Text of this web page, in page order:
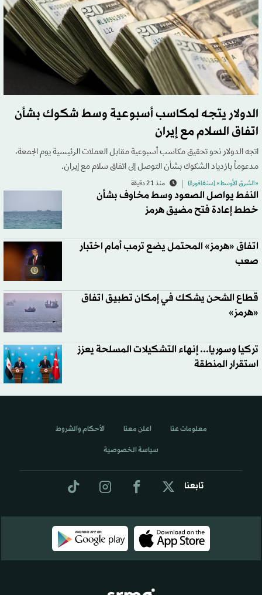
الدولار يتجه لمكاسب أسبوعية وسط شكوك بشأن
اتفاق السلام مع إيران
اتجه الدولار نحو تحقيق مكاسب أسبوعية مقابل العملات الرئيسية يوم الجمعة،
مدعوماً بازدياد الشكوك بشأن التوصل إلى اتفاق سلام مع إيران.
«الشرق الأوسط» (سنغافورة) منذ 21 دقيقة
النفط يواصل الصعود وسط مخاوف بشأن
خطط إعادة فتح مضيق هرمز
اتفاق «هرمز» المحتمل يضع ترمب أمام اختبار
صعب
قطاع الشحن يشكك في إمكان تطبيق اتفاق
«هرمز»
تركيا وسوريا... إنهاء التشكيلات المسلحة يعزز
استقرار المنطقة
تابعنا
معلومات عنا اعلن معنا الأحكام والشروط
سياسة الخصوصية